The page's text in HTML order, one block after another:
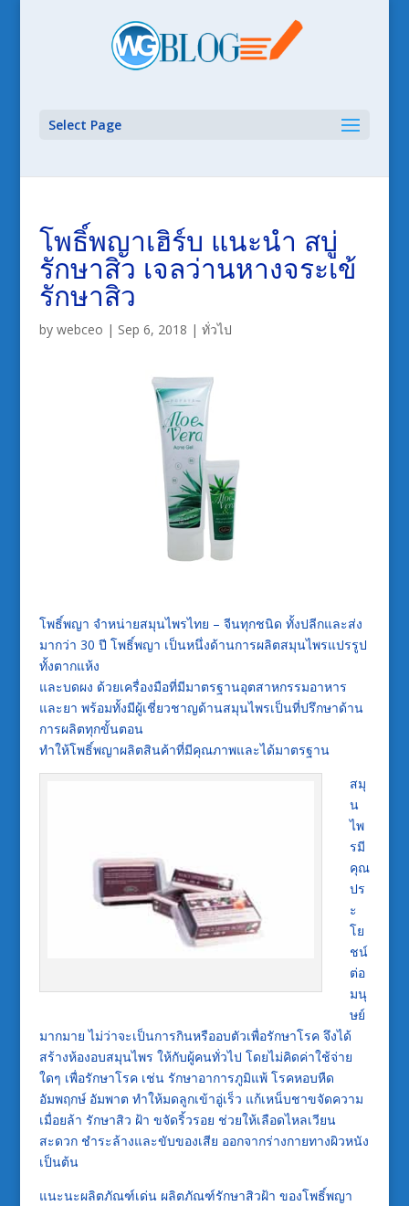
Select Page
โพธิ์พญาเฮิร์บ แนะนำ สบู่
รักษาสิว เจลว่านหางจระเข้
รักษาสิว
by webceo | Sep 6, 2018 | ทั่วไป
โพธิ์พญา จำหน่ายสมุนไพรไทย – จีนทุกชนิด ทั้งปลีกและส่ง
มากว่า 30 ปี โพธิ์พญา เป็นหนึ่งด้านการผลิตสมุนไพรแปรรูป
ทั้งตากแห้ง
และบดผง ด้วยเครื่องมือที่มีมาตรฐานอุตสาหกรรมอาหาร
และยา พร้อมทั้งมีผู้เชี่ยวชาญด้านสมุนไพรเป็นที่ปรึกษาด้าน
การผลิตทุกขั้นตอน
ทำให้โพธิ์พญาผลิตสินค้าที่มีคุณภาพและได้มาตรฐาน
สมุ
น
ไพ
รมี
คุณ
ปร
ะ
โย
ชน์
ต่อ
มนุ
ษย์
มากมาย ไม่ว่าจะเป็นการกินหรืออบตัวเพื่อรักษาโรค จึงได้
สร้างห้องอบสมุนไพร ให้กับผู้คนทั่วไป โดยไม่คิดค่าใช้จ่าย
ใดๆ เพื่อรักษาโรค เช่น รักษาอาการภูมิแพ้ โรคหอบหืด
อัมพฤกษ์ อัมพาต ทำให้มดลูกเข้าอู่เร็ว แก้เหน็บชาขจัดความ
เมื่อยล้า รักษาสิว ฝ้า ขจัดริ้วรอย ช่วยให้เลือดไหลเวียน
สะดวก ชำระล้างและขับของเสีย ออกจากร่างกายทางผิวหนัง
เป็นต้น
แนะนะผลิตภัณฑ์เด่น ผลิตภัณฑ์รักษาสิวฝ้า ของโพธิ์พญา